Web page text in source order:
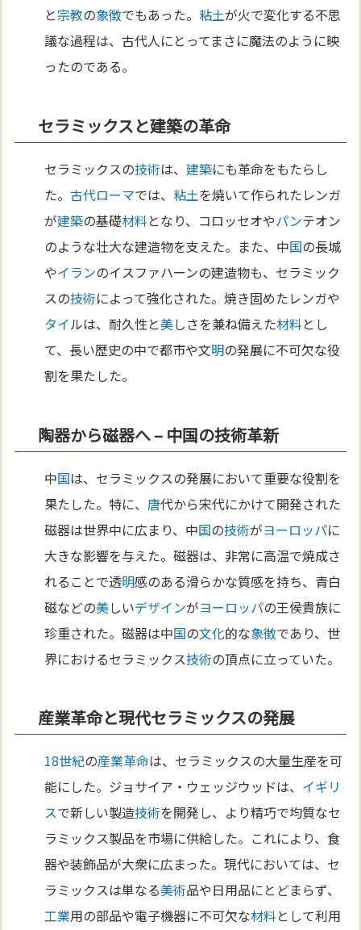
と宗教の象徴でもあった。 粘土が火で変化する不思
議な過程は、古代人にとってまさに魔法のように映
ったのである。
セラミックスと建築の革命
セラミックスの技術は、建築にも革命をもたらし
た。古代ローマでは、 粘土を焼いて作られたレンガ
が建築の基礎材料となり、コロッセオやパンテオン
のような壮大な建造物を支えた。また、中国の長城
やイランのイスファハーンの建造物も、セラミック
スの技術によって強化された。焼き固めたレンガや
タイルは、耐久性と美しさを兼ね備えた材料とし
て、長い歴史の中で都市や文明の発展に不可欠な役
割を果たした。
陶器から磁器へ – 中国の技術革新
中国は、セラミックスの発展において重要な役割を
果たした。特に、 唐代から宋代にかけて開発された
磁器は世界中に広まり、中国の技術がヨーロッパに
大きな影響を与えた。磁器は、非常に高温で焼成さ
れることで透明感のある滑らかな質感を持ち、青白
磁などの美しいデザインがヨーロッパの王侯貴族に
珍重された。磁器は中国の文化的な象徴であり、世
界におけるセラミックス技術の頂点に立っていた。
産業革命と現代セラミックスの発展
18世紀の産業革命は、セラミックスの大量生産を可
能にした。ジョサイア・ウェッジウッドは、 イギリ
スで新しい製造技術を開発し、より精巧で均質なセ
ラミックス製品を市場に供給した。これにより、食
器や装飾品が大衆に広まった。現代においては、セ
ラミックスは単なる美術品や日用品にとどまらず、
工業用の部品や電子機器に不可欠な材料として利用